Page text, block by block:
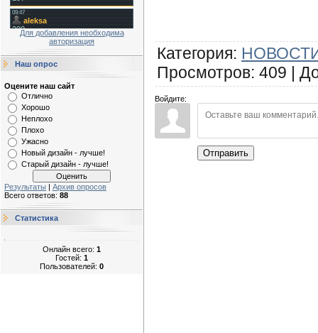
Для добавления необходима
авторизация
Наш опрос
Оцените наш сайт
Отлично
Хорошо
Неплохо
Плохо
Ужасно
Новый дизайн - лучше!
Старый дизайн - лучше!
Результаты | Архив опросов
Всего ответов: 88
Статистика
Онлайн всего: 1
Гостей: 1
Пользователей: 0
Категория:
Просмотров: 409 |
Войдите:
Отправить